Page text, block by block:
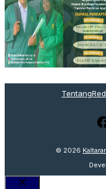
Tentang
© 2026